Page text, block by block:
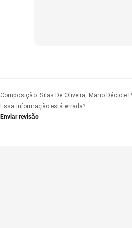
Composição: Silas De Oliveira, Mano Décio e
Essa informação está errada?
Enviar revisão